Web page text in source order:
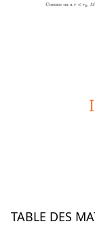
TABLE DES